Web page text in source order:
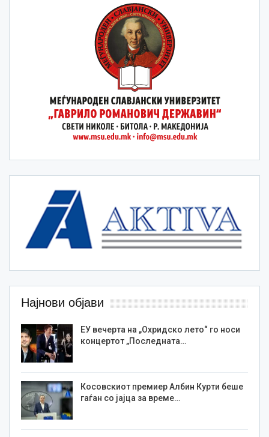
Најнови објави
ЕУ вечерта на „Охридско лето“ го носи
концертот „Последната…
Косовскиот премиер Албин Курти беше
гаѓан со јајца за време…